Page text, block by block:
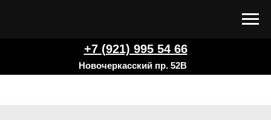
+7 (921) 995 54 66
Новочеркасский пр. 52В